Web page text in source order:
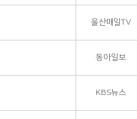
울산매일TV
동아일보
KBS뉴스